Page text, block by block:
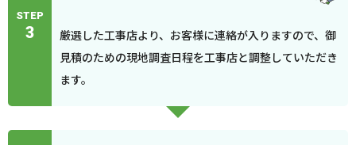
STEP
3
厳選した工事店より、お客様に連絡が入りますので、御
見積のための現地調査日程を工事店と調整していただき
ます。